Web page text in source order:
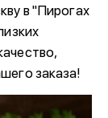
в "Пирогах
заказа!